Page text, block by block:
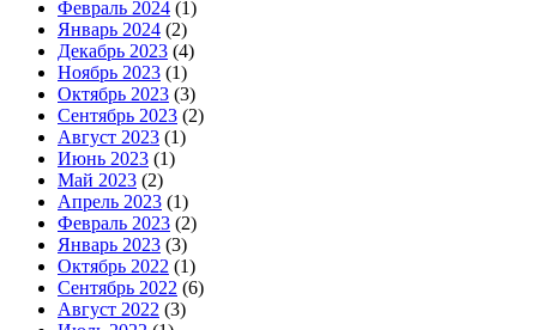
Февраль 2024 (1)
Январь 2024 (2)
Декабрь 2023 (4)
Ноябрь 2023 (1)
Октябрь 2023 (3)
Сентябрь 2023 (2)
Август 2023 (1)
Июнь 2023 (1)
Май 2023 (2)
Апрель 2023 (1)
Февраль 2023 (2)
Январь 2023 (3)
Октябрь 2022 (1)
Сентябрь 2022 (6)
Август 2022 (3)